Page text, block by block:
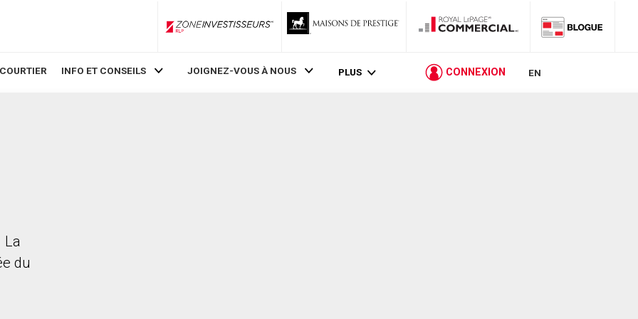
ZoneInvestisseurs RLP
INFO ET CONSEILS JOIGNEZ-VOUS À NOUS PLUS CONNEXION EN
La
du